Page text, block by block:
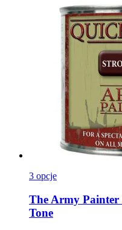
3 opcje
The Army Painter
Tone